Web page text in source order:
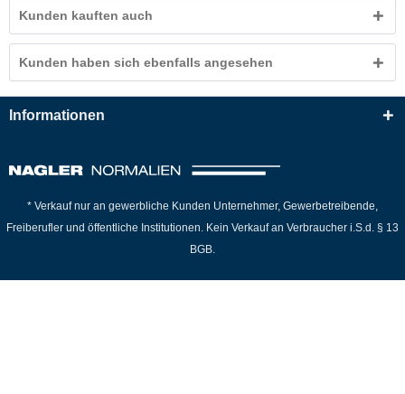
Kunden kauften auch
Kunden haben sich ebenfalls angesehen
Informationen
* Verkauf nur an gewerbliche Kunden Unternehmer, Gewerbetreibende,
Freiberufler und öffentliche Institutionen. Kein Verkauf an Verbraucher i.S.d. § 13
BGB.